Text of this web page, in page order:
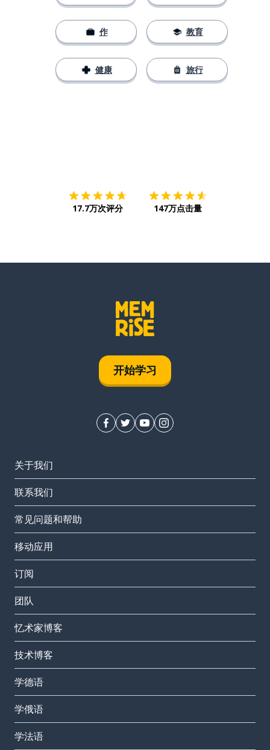
作
健康
教育
旅行
17.7万次评分 147万点击量
开始学习
关于我们
联系我们
常见问题和帮助
移动应用
订阅
团队
忆术家博客
技术博客
学德语
学俄语
学法语